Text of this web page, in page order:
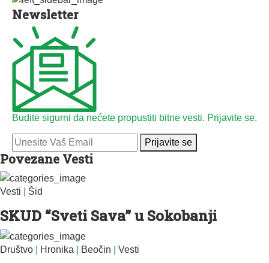
Newsletter
Budite sigurni da nećete propustiti bitne vesti. Prijavite se.
Prijavite se
Povezane Vesti
Vesti Šid
SKUD “Sveti Sava” u Sokobanji
Društvo Hronika Beočin Vesti